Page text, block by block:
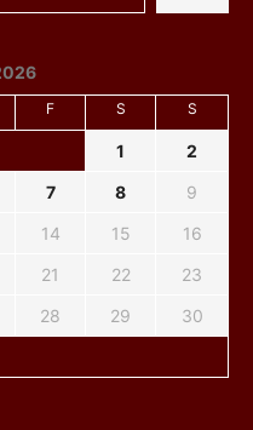
F S S
1
2
7 8
9
14 15
16
21 22
23
28 29
30